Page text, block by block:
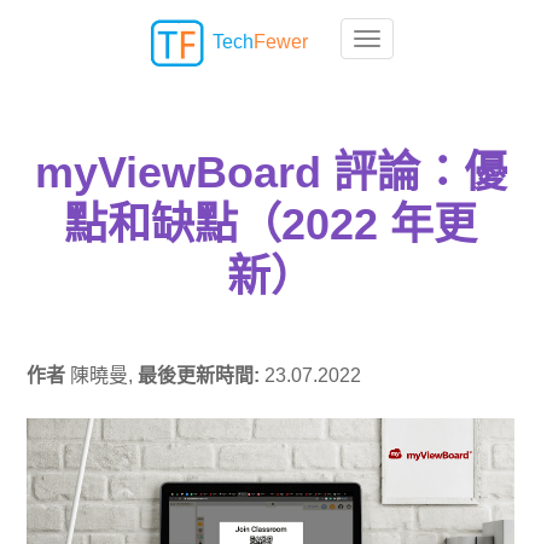
Toggle navigation
TechFewer
myViewBoard 評論：優
點和缺點（2022 年更
新）
作者 陳曉曼, 最後更新時間: 23.07.2022